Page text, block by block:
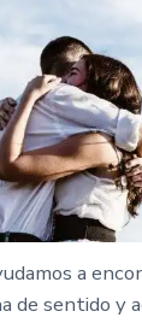
a
de sentido y